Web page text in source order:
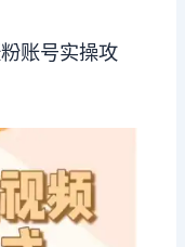
账号实操攻